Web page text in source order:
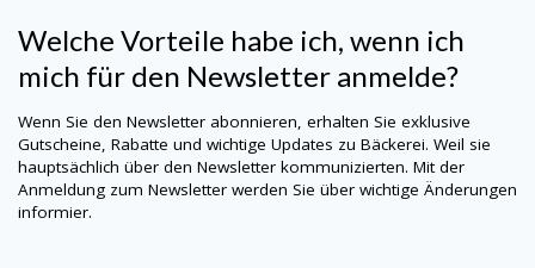
Welche Vorteile habe ich, wenn ich
mich für den Newsletter anmelde?
Wenn Sie den Newsletter abonnieren, erhalten Sie exklusive
Gutscheine, Rabatte und wichtige Updates zu Bäckerei. Weil sie
hauptsächlich über den Newsletter kommunizierten. Mit der
Anmeldung zum Newsletter werden Sie über wichtige Änderungen
informier.